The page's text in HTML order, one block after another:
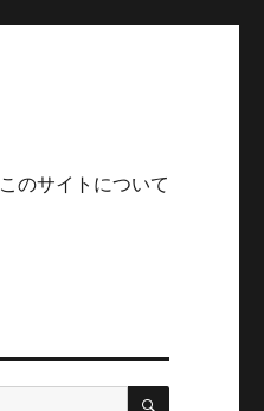
このサイトについて
検